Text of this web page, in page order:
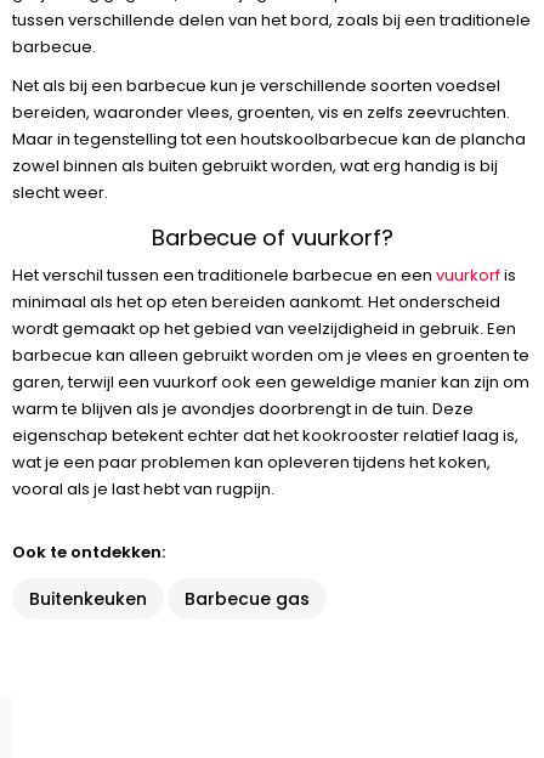
tussen verschillende delen van het bord, zoals bij een traditionele
barbecue.
Net als bij een barbecue kun je verschillende soorten voedsel
bereiden, waaronder vlees, groenten, vis en zelfs zeevruchten.
Maar in tegenstelling tot een houtskoolbarbecue kan de plancha
zowel binnen als buiten gebruikt worden, wat erg handig is bij
slecht weer.
Barbecue of vuurkorf?
Het verschil tussen een traditionele barbecue en een vuurkorfis
minimaal als het op eten bereiden aankomt. Het onderscheid
wordt gemaakt op het gebied van veelzijdigheid in gebruik. Een
barbecue kan alleen gebruikt worden om je vlees en groenten te
garen, terwijl een vuurkorf ook een geweldige manier kan zijn om
warm te blijven als je avondjes doorbrengt in de tuin. Deze
eigenschap betekent echter dat het kookrooster relatief laag is,
wat je een paar problemen kan opleveren tijdens het koken,
vooral als je last hebt van rugpijn.
Ook te ontdekken:
Buitenkeuken Barbecue gas